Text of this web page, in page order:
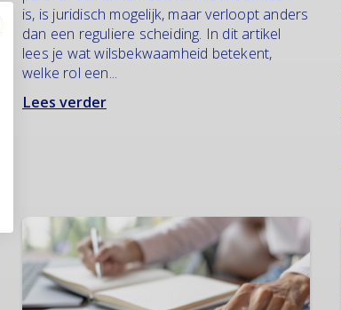
is, is juridisch mogelijk, maar verloopt anders
dan een reguliere scheiding. In dit artikel
lees je wat wilsbekwaamheid betekent,
welke rol een...
Lees verder